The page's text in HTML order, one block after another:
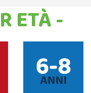
ETÀ -